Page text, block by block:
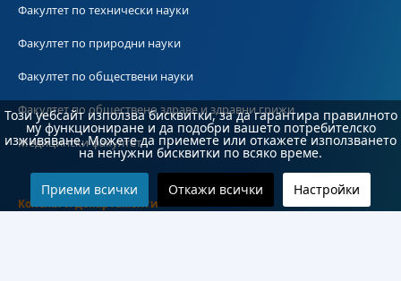
Факултет по технически науки
Факултет по природни науки
Факултет по обществени науки
Факултет по обществено здраве и здравни грижи
Медицински факултет
Колежи и департаменти
Този уебсайт използва бисквитки, за да гарантира правилното
му функциониране и да подобри вашето потребителско
изживяване. Можете да приемете или откажете използването
на ненужни бисквитки по всяко време.
Приеми всички Откажи всички Настройки